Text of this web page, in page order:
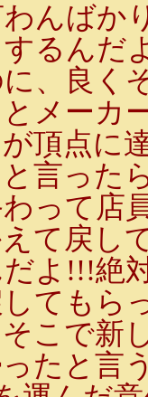
んばか
るんだ
、良く
メーカ
頂点に
言った
って店
て戻し
よ!!!絶
てもら
こで新
たと言